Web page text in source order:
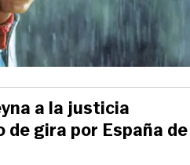
a la justicia
gira por España de